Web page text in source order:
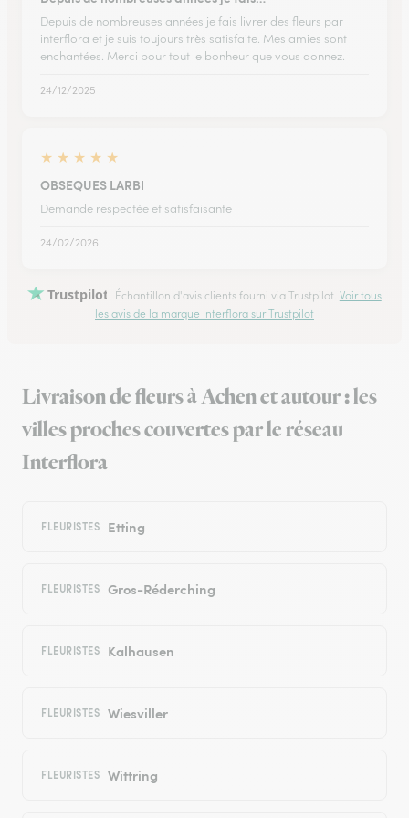
Depuis de nombreuses années je fais livrer des fleurs par
interflora et je suis toujours très satisfaite. Mes amies sont
enchantées. Merci pour tout le bonheur que vous donnez.
24/12/2025
★ ★ ★ ★ ★
OBSEQUES LARBI
Demande respectée et satisfaisante
24/02/2026
Trustpilot Échantillon d'avis clients fourni via Trustpilot. Voir tous
les avis de la marque Interflora sur Trustpilot
Livraison de fleurs à Achen et autour : les
villes proches couvertes par le réseau
Interflora
FLEURISTES Etting
FLEURISTES Gros-Réderching
FLEURISTES Kalhausen
FLEURISTES Wiesviller
FLEURISTES Wittring